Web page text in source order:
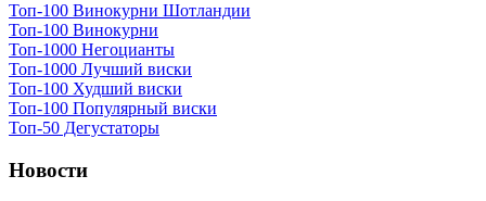
Топ-100 Винокурни Шотландии
Топ-100 Винокурни
Топ-1000 Негоцианты
Топ-1000 Лучший виски
Топ-100 Худший виски
Топ-100 Популярный виски
Топ-50 Дегустаторы
Новости